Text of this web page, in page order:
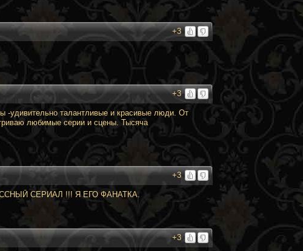
+3
+3
-удивительно талантливые и красивые люди. От
любимые серии и сцены. Тысяча
+3
СЕРИАЛ !!! Я ЕГО ФАНАТКА.
+3